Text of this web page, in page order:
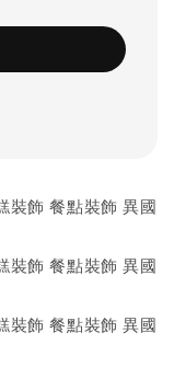
裝飾 餐點裝飾 異國
裝飾 餐點裝飾 異國
裝飾 餐點裝飾 異國